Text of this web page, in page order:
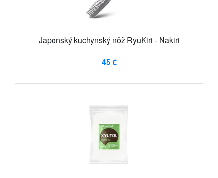
Japonský kuchynský nôž RyuKiri - Nakiri
45 €